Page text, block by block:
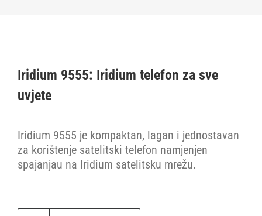
SART i AIS SART
VHF
Cjenik
Iridium 9555: Iridium telefon za sve
uvjete
Iridium 9555 je kompaktan, lagan i jednostavan
za korištenje satelitski telefon namjenjen
spajanjau na Iridium satelitsku mrežu.